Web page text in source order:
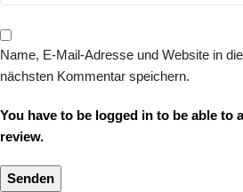
Name, E-Mail-Adresse und Website in
nächsten Kommentar speichern.
You have to be logged in to be able to
review.